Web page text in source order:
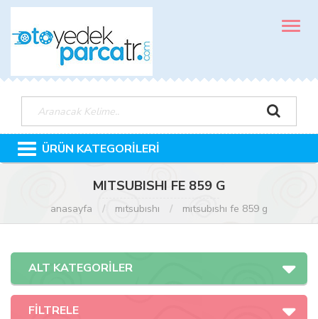
MENÜ
ÜRÜN KATEGORİLERİ
MITSUBISHI FE 859 G
anasayfa mitsubishi mitsubishi fe 859 g
ALT KATEGORİLER
FİLTRELE